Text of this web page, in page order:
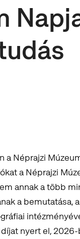
a Néprajzi
a Néprajzi
annak a több
a bemutatása,
nyert el,